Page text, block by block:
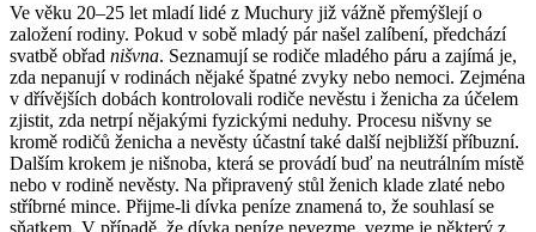
Ve věku 20–25 let mladí lidé z Muchury již vážně pře­mýšlejí o
založení rodiny. Pokud v sobě mladý pár našel zalíbení, předchází
svatbě obřad nišvna. Seznamují se rodiče mladého páru a zajímá je,
zda nepanují v rodinách nějaké špatné zvyky nebo nemoci. Zejména
v dřívějších dobách kontrolovali rodiče nevěstu i ženicha za účelem
zjistit, zda netrpí nějakými fyzickými neduhy. Procesu nišvny se
kromě rodičů ženicha a nevěsty účastní také další nejbližší příbuzní.
Dalším krokem je nišnoba, která se provádí buď na neutrálním místě
nebo v rodině nevěsty. Na připravený stůl ženich klade zlaté nebo
stříbrné mince. Přijme-li dívka peníze znamená to, že souhlasí se
sňatkem. V případě, že dívka peníze nevezme, vezme je některý z